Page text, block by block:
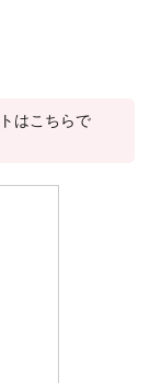
はこちらで